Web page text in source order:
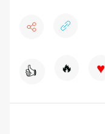
👍 🔥 ♥